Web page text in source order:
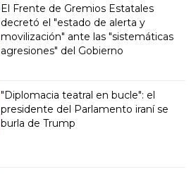
El Frente de Gremios Estatales
decretó el "estado de alerta y
movilización" ante las "sistemáticas
agresiones" del Gobierno
"Diplomacia teatral en bucle": el
presidente del Parlamento iraní se
burla de Trump